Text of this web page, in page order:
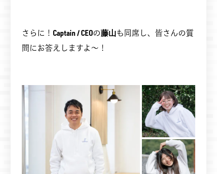
さらに！ Captain / CEOの藤山も同席し、皆さんの質
問にお答えしますよ～！